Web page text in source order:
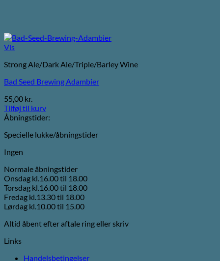
Vis
Strong Ale/Dark Ale/Triple/Barley Wine
Bad Seed Brewing Adambier
55,00 kr.
Tilføj til kurv
Åbningstider:
Specielle lukke/åbningstider
Ingen
Normale åbningstider
Onsdag kl.16.00 til 18.00
Torsdag kl.16.00 til 18.00
Fredag kl.13.30 til 18.00
Lørdag kl.10.00 til 15.00
Altid åbent efter aftale ring eller skriv
Links
Handelsbetingelser